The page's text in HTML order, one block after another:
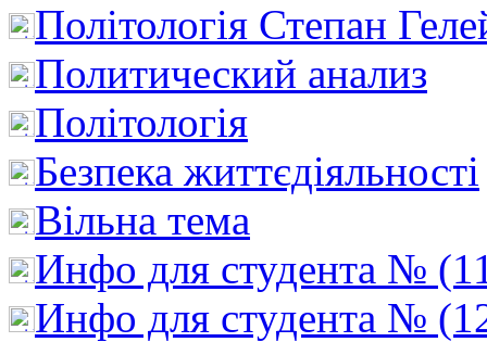
Політологія Степан
Политический анализ
Політологія
Безпека життєдіяльності
Вільна тема
Инфо для студента №
Инфо для студента №